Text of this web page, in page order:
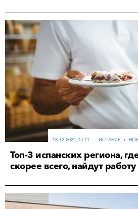
ИСПАНИЯ /
18-12-2024, 15:11
Топ-3 испанских региона,
скорее всего, найдут работу